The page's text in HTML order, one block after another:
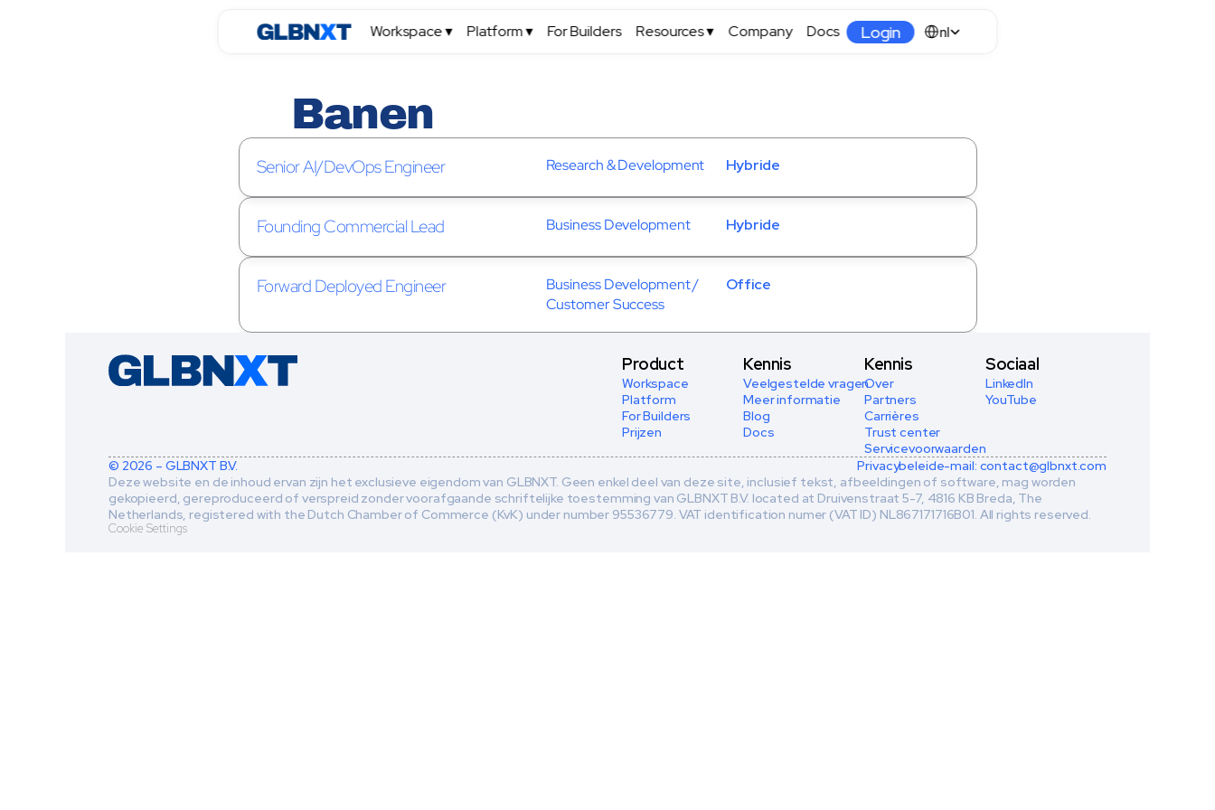
Workspace ▾ Platform ▾ For Builders Resources ▾ Company Docs Login Select Language
nl
Banen
Senior AI/DevOps Engineer Research & Development Hybride
Founding Commercial Lead Business Development Hybride
Forward Deployed Engineer
Business Development /
Customer Success
Office
Product
Workspace
Platform
For Builders
Prijzen
Kennis
Veelgestelde vragen
Meer informatie
Blog
Docs
Kennis
Over
Partners
Carrières
Trust center
Servicevoorwaarden
Sociaal
LinkedIn
YouTube
© 2026 – GLBNXT B.V. Privacybeleide-mail: contact@glbnxt.com
Deze website en de inhoud ervan zijn het exclusieve eigendom van GLBNXT. Geen enkel deel van deze site, inclusief tekst, afbeeldingen of software, mag worden
gekopieerd, gereproduceerd of verspreid zonder voorafgaande schriftelijke toestemming van GLBNXT B.V. located at Druivenstraat 5-7, 4816 KB Breda, The
Netherlands, registered with the Dutch Chamber of Commerce (KvK) under number 95536779. VAT identification numer (VAT ID) NL867171716B01. All rights reserved.
Cookie Settings